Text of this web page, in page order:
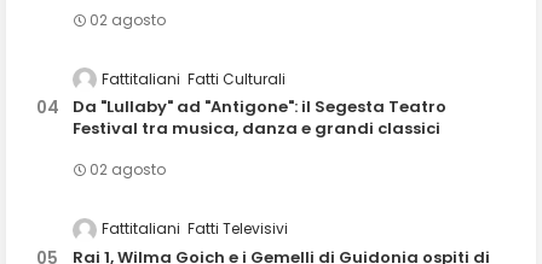
02 agosto
Fattitaliani Fatti Culturali
Da "Lullaby" ad "Antigone": il Segesta Teatro
Festival tra musica, danza e grandi classici
02 agosto
Fattitaliani Fatti Televisivi
Rai 1, Wilma Goich e i Gemelli di Guidonia ospiti di